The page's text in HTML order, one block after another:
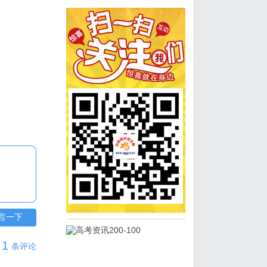
一下
1 条评论